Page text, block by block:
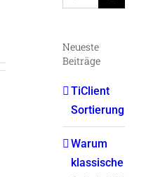
nach:
Neueste
Beiträge
TiClient
Sortierung
Warum
klassische